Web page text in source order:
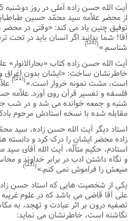
آیت الله حسن زاده آملى در روز دوشنبه 25 جمادى الاولى سال 1383 هـ .ق. 22/7/1342، از تهران به قم رفت
از محضر علاّمه سید محمّد حسین
توفیق چنین یاد مى کند: «وقتى در
آقا! شما بدانید اگر انسان باید در
شناسم.»(
[20]
)
آیت الله حسن زاده کتاب
خاطرنشان ساخت: «ایشان بدون اغراق
است، مشت نمونه خروار است.»(
[21]
)
فلسفه و تفسیر قرآن روى آورد. علاّمه
مقابله شده با نسخه استادش مرحوم
زاده محضر ایشان را درک کرد و
استادم، حکیم متألّه، آیت الله آقاى
و نگاه داشتن ادب در برابر خداوند و
منیعش را فراموش نمى کنم.»(
[23]
)
یکى از شخصیت هایى که استاد حسن زاده
على آقا قاضى مى باشد که در علوم
تصفیه درون بر اثر عبادت و تهجد،
نگاشته است، خاطرنشان مى نماید: